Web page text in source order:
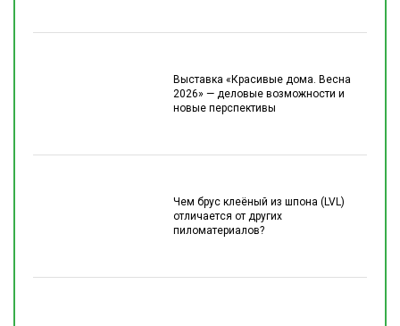
Выставка «Красивые дома. Весна
2026» — деловые возможности и
новые перспективы
Чем брус клеёный из шпона (LVL)
отличается от других
пиломатериалов?